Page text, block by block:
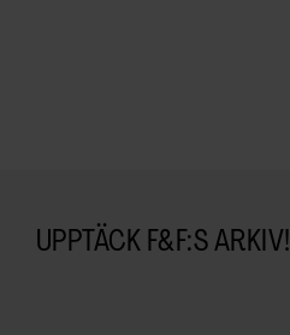
UPPTÄCK F&F:S ARKIV!